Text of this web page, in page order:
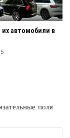
автомобили в
поля